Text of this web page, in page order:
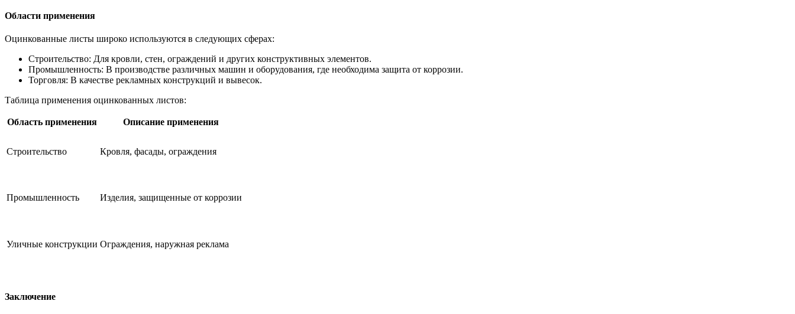
Области применения
Оцинкованные листы широко используются в следующих сферах:
Строительство: Для кровли, стен, ограждений и других конструктивных элементов.
Промышленность: В производстве различных машин и оборудования, где необходима защита от коррозии.
Торговля: В качестве рекламных конструкций и вывесок.
Таблица применения оцинкованных листов:
Область применения Описание применения
Строительство Кровля, фасады, ограждения
Промышленность Изделия, защищенные от коррозии
Уличные конструкции Ограждения, наружная реклама
Заключение